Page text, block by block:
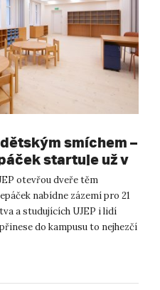
smíchem –
startuje už v
otevřou dveře těm
nabídne zázemí pro 21
a studujících UJEP i lidí
do kampusu to nejhezčí